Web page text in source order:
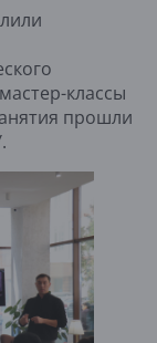
классы
прошли